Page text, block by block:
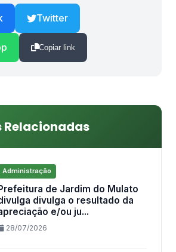
Twitter
Copiar link
Administração
de Jardim do Mulato
divulga o resultado da
e/ou ju...
28/07/2026